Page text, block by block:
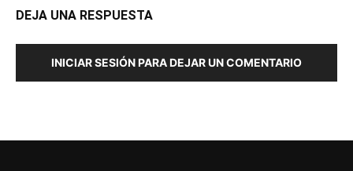
DEJA UNA RESPUESTA
INICIAR SESIÓN PARA DEJAR UN COMENTARIO